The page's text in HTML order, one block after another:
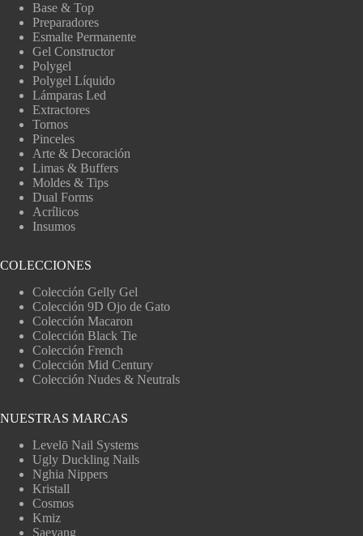
Base & Top
Preparadores
Esmalte Permanente
Gel Constructor
Polygel
Polygel Líquido
Lámparas Led
Extractores
Tornos
Pinceles
Arte & Decoración
Limas & Buffers
Moldes & Tips
Dual Forms
Acrílicos
Insumos
COLECCIONES
Colección Gelly Gel
Colección 9D Ojo de Gato
Colección Macaron
Colección Black Tie
Colección French
Colección Mid Century
Colección Nudes & Neutrals
NUESTRAS MARCAS
Levelō Nail Systems
Ugly Duckling Nails
Nghia Nippers
Kristall
Cosmos
Kmiz
Saeyang